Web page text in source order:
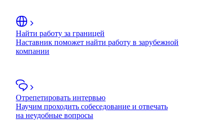
Найти работу за границей
Наставник поможет найти работу в зарубежной
компании
Отрепетировать интервью
Научим проходить собеседование и отвечать
на неудобные вопросы